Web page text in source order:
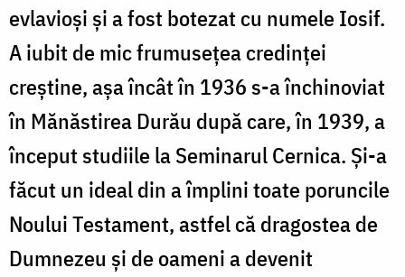
evlavioşi şi a fost botezat cu numele Iosif.
A iubit de mic frumuseţea credinţei
creştine, așa încât în 1936 s-a închinoviat
în Mănăstirea Durău după care, în 1939, a
început studiile la Seminarul Cernica. Şi-a
făcut un ideal din a împlini toate poruncile
Noului Testament, astfel că dragostea de
Dumnezeu şi de oameni a devenit